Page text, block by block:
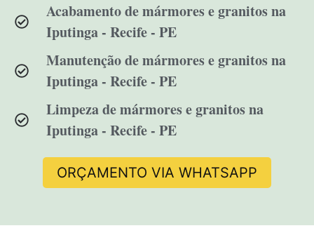
Acabamento de mármores e granitos na
Iputinga - Recife - PE
Manutenção de mármores e granitos na
Iputinga - Recife - PE
Limpeza de mármores e granitos na
Iputinga - Recife - PE
ORÇAMENTO VIA WHATSAPP